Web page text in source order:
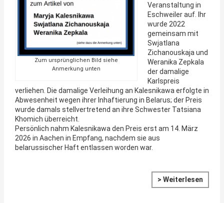
Zum ursprünglichen Bild siehe
Anmerkung unten
Veranstaltung in
Eschweiler auf. Ihr
wurde 2022
gemeinsam mit
Swjatlana
Zichanouskaja und
Weranika Zepkala
der damalige
Karlspreis
verliehen. Die damalige Verleihung an Kalesnikawa erfolgte in
Abwesenheit wegen ihrer Inhaftierung in Belarus; der Preis
wurde damals stellvertretend an ihre Schwester Tatsiana
Khomich überreicht.
Persönlich nahm Kalesnikawa den Preis erst am 14. März
2026 in Aachen in Empfang, nachdem sie aus
belarussischer Haft entlassen worden war.
> Weiterlesen